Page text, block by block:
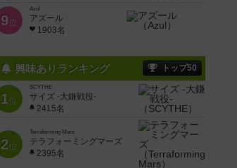
9位
Azul
アズール
1903名
興味ありランキング トップ50
1位
SCYTHE
サイズ -大鎌戦役-
2415名
2位
Terraforming Mars
テラフォーミングマーズ
2395名